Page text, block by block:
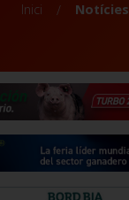
Inici Notícies